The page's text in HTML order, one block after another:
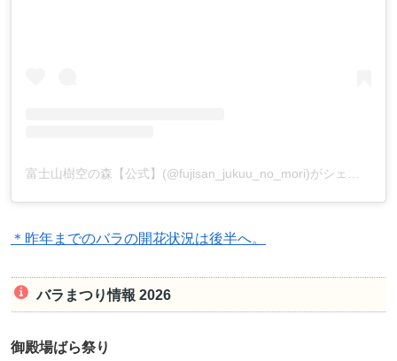
＊昨年までのバラの開花状況は後半へ。
バラまつり情報 2026
御殿場ばら祭り